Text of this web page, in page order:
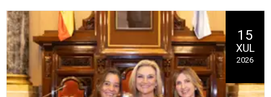
15
XUL
2026